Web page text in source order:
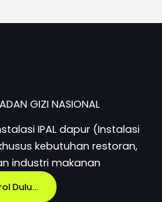
GIZI NASIONAL
IPAL dapur (Instalasi
kebutuhan restoran,
industri makanan
Dulu...